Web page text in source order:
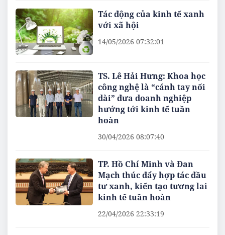
Tác động của kinh tế xanh
với xã hội
14/05/2026 07:32:01
TS. Lê Hải Hưng: Khoa học
công nghệ là “cánh tay nối
dài” đưa doanh nghiệp
hướng tới kinh tế tuần
hoàn
30/04/2026 08:07:40
TP. Hồ Chí Minh và Đan
Mạch thúc đẩy hợp tác đầu
tư xanh, kiến tạo tương lai
kinh tế tuần hoàn
22/04/2026 22:33:19